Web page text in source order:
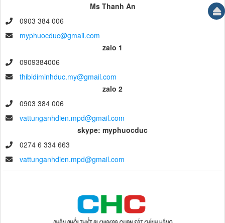
Ms Thanh An
0903 384 006
myphuocduc@gmail.com
zalo 1
0909384006
thibidiminhduc.my@gmail.com
zalo 2
0903 384 006
vattunganhdien.mpd@gmail.com
skype: myphuocduc
0274 6 334 663
vattunganhdien.mpd@gmail.com